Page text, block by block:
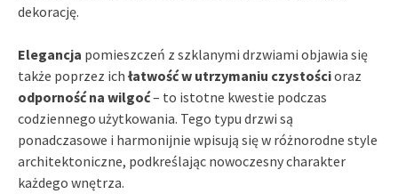
dekorację.
Elegancja pomieszczeń z szklanymi drzwiami objawia się
także poprzez ich łatwość w utrzymaniu czystościoraz
odporność na wilgoć– to istotne kwestie podczas
codziennego użytkowania. Tego typu drzwi są
ponadczasowe i harmonijnie wpisują się w różnorodne style
architektoniczne, podkreślając nowoczesny charakter
każdego wnętrza.